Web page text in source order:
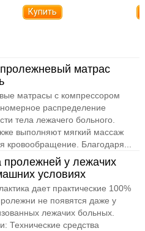
(120 см)
матрас
матрасы с компрессором
распределение
тела лежачего больного.
выполняют мягкий массаж
кровообращение. Благодаря...
пролежней у лежачих
условиях
дает практические 100%
не появятся даже у
лежачих больных.
Технические средства